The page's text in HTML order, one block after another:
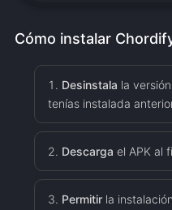
Cómo instalar
Desinstala la
tenías instalada
Descarga el APK al
Permitirla